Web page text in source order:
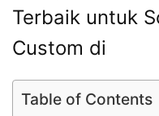
Terbaik untuk
Custom di
Table of Contents